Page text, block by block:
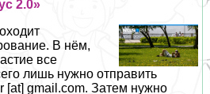
2.0»
В нём,
все
лишь нужно отправить
[at] gmail.com. Затем нужно